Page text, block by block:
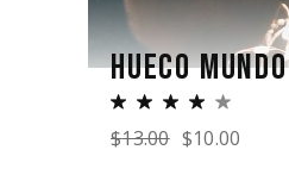
HUECO MUNDO
$13.00 $10.00